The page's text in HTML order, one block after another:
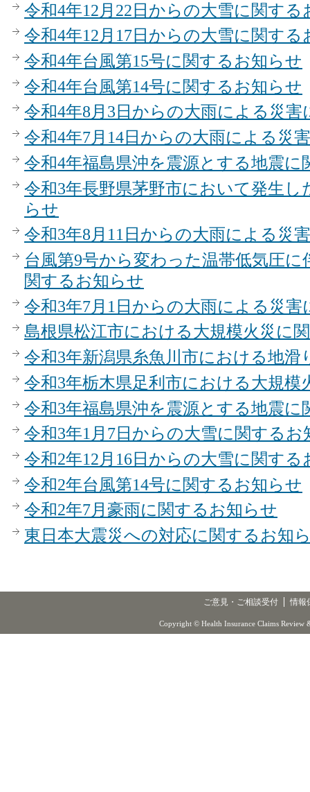
令和4年12月22日からの大雪に関する
令和4年12月17日からの大雪に関する
令和4年台風第15号に関するお知らせ
令和4年台風第14号に関するお知らせ
令和4年8月3日からの大雨による災
令和4年7月14日からの大雨による災
令和4年福島県沖を震源とする地震に
令和3年長野県茅野市において発生
らせ
令和3年8月11日からの大雨による災
台風第9号から変わった温帯低気圧
関するお知らせ
令和3年7月1日からの大雨による災
島根県松江市における大規模火災に
令和3年新潟県糸魚川市における地
令和3年栃木県足利市における大規
令和3年福島県沖を震源とする地震に
令和3年1月7日からの大雪に関するお
令和2年12月16日からの大雪に関する
令和2年台風第14号に関するお知らせ
令和2年7月豪雨に関するお知らせ
東日本大震災への対応に関するお知
ご意見・ご相談受付 情報
Copyright © Health Insurance Claims Review